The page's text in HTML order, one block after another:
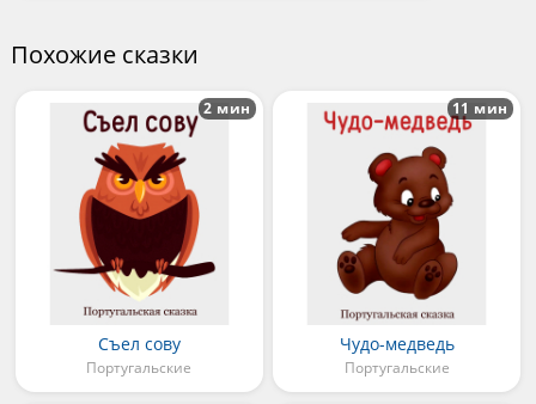
Похожие сказки
Съел сову
Португальские
2 мин
Чудо-медведь
Португальские
11 мин